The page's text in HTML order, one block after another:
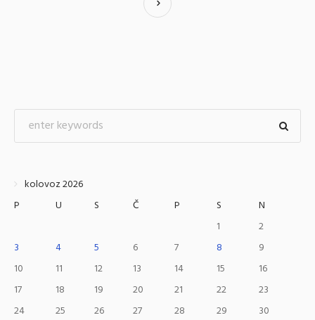
kolovoz 2026
P
U S Č P S
N
1
2
3
4 5 6 7 8
9
10
11 12 13 14 15
16
17
18 19 20 21 22
23
24
25 26 27 28 29
30